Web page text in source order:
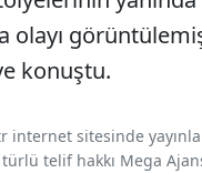
olayı
konuştu.
internet sitesinde
telif hakkı Mega